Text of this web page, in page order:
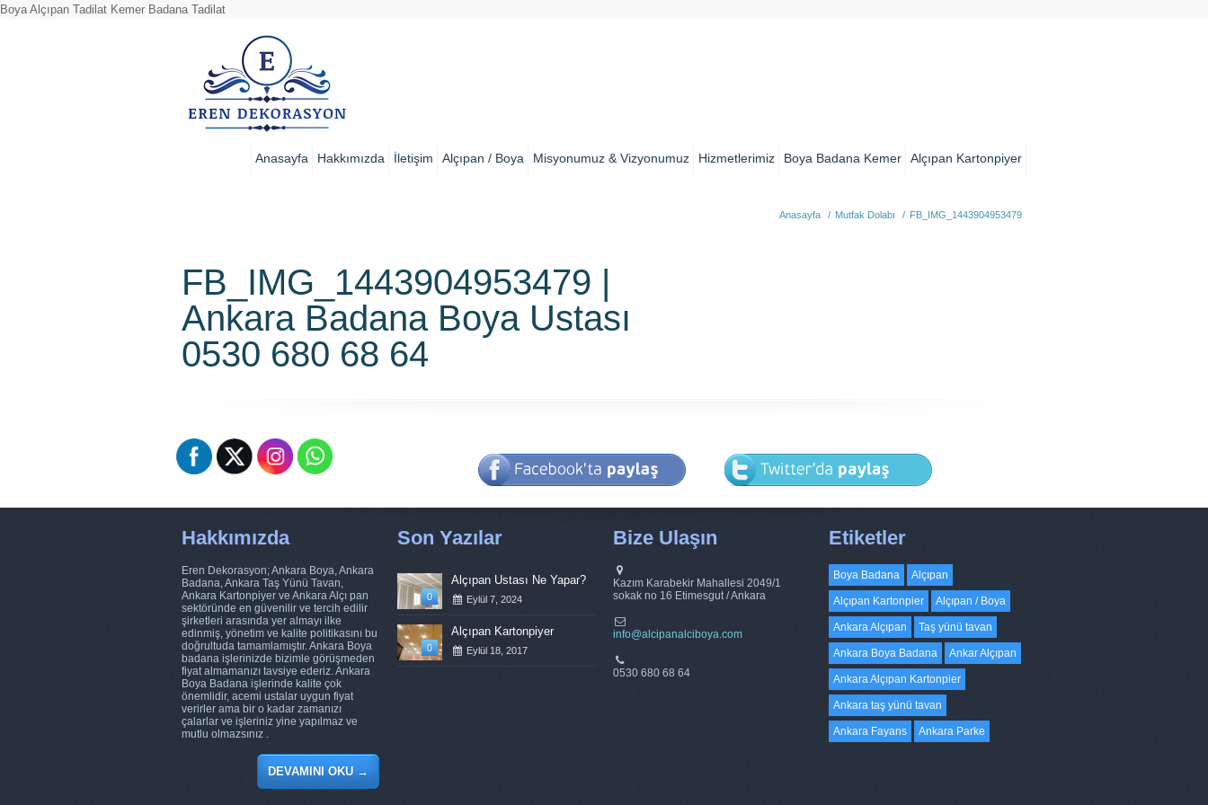
Boya Alçıpan Tadilat Kemer Badana Tadilat
Anasayfa Hakkımızda İletişim Alçıpan / Boya Misyonumuz & Vizyonumuz Hizmetlerimiz Boya Badana Kemer Alçıpan Kartonpiyer
FB_IMG_1443904953479 |
Ankara Badana Boya Ustası
0530 680 68 64
Anasayfa / Mutfak Dolabı / FB_IMG_1443904953479
Hakkımızda
Eren Dekorasyon; Ankara Boya, Ankara
Badana, Ankara Taş Yünü Tavan,
Ankara Kartonpiyer ve Ankara Alçı pan
sektöründe en güvenilir ve tercih edilir
şirketleri arasında yer almayı ilke
edinmiş, yönetim ve kalite politikasını bu
doğrultuda tamamlamıştır. Ankara Boya
badana işlerinizde bizimle görüşmeden
fiyat almamanızı tavsiye ederiz. Ankara
Boya Badana işlerinde kalite çok
önemlidir, acemi ustalar uygun fiyat
verirler ama bir o kadar zamanızı
çalarlar ve işleriniz yine yapılmaz ve
mutlu olmazsınız .
DEVAMINI OKU→
Son Yazılar
0
Alçıpan Ustası Ne Yapar?
Eylül 7, 2024
0
Alçıpan Kartonpiyer
Eylül 18, 2017
Bize Ulaşın
Kazım Karabekir Mahallesi 2049/1
sokak no 16 Etimesgut / Ankara
info@alcipanalciboya.com
0530 680 68 64
Etiketler
Boya Badana Alçıpan
Alçıpan Kartonpier Alçıpan / Boya
Ankara Alçıpan Taş yünü tavan
Ankara Boya Badana Ankar Alçıpan
Ankara Alçıpan Kartonpier
Ankara taş yünü tavan
Ankara Fayans Ankara Parke